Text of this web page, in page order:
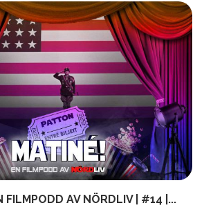
FILMPODD AV NÖRDLIV | #14 |...